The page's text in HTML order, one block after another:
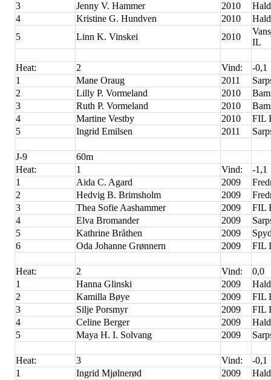
3 Jenny V. Hammer 2010
4
Kristine G. Hundven 2010
5
Linn K. Vinskei 2010
IL
Heat: 2 Vind:
-0,1
1
Mane Oraug 2011
2
Lilly P. Vormeland 2010
3
Ruth P. Vormeland 2010
4
Martine Vestby 2010
FIL
5
Ingrid Emilsen 2011
J-9
60m
Heat:
1 Vind:
-1,1
1
Aida C. Agard 2009
2
Hedvig B. Brimsholm 2009
3
Thea Sofie Aashammer 2009
FIL
4
Elva Bromander 2009
5
Kathrine Bråthen 2009
6
Oda Johanne Grønnern 2009 FIL
Heat: 2 Vind:
0,0
1
Hanna Glinski 2009
2
Kamilla Bøye 2009
FIL
3
Silje Porsmyr 2009
FIL
4
Celine Berger 2009
5
Maya H. I. Solvang 2009
Heat: 3 Vind:
-0,1
1
Ingrid Mjølnerød 2009